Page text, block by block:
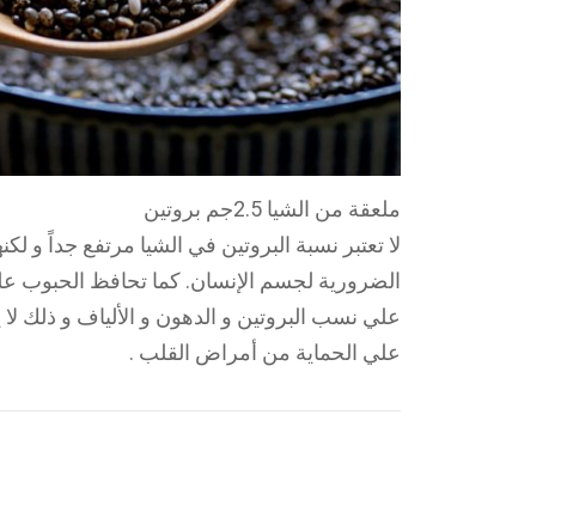
ملعقة من الشيا 2.5جم بروتين
لا تعتبر نسبة البروتين في الشيا مرتفع جداً و
الضرورية لجسم الإنسان. كما تحافظ
علي الحماية من أمراض القلب .